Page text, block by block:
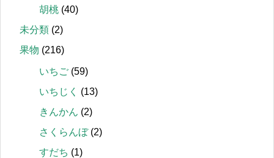
胡桃 (40)
未分類 (2)
果物 (216)
いちご (59)
いちじく
(13)
きんかん (2)
さくらんぼ(2)
すだち (1)